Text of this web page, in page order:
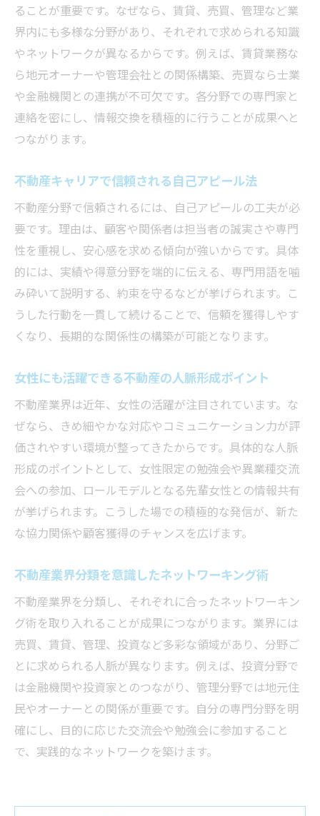
ることが重要です。なぜなら、賃貸、売買、管理など業
界内にも多様な分野があり、それぞれで求められる知識
やネットワークが異なるからです。例えば、賃貸業務な
ら地元オーナーや管理会社との関係構築、売買なら士業
や金融機関との連携が不可欠です。各分野での専門家と
連絡を密にし、情報交換を積極的に行うことが成果へと
つながります。
不動産キャリアで信頼される自己アピール法
不動産分野で信頼されるには、自己アピールの工夫が必
要です。理由は、顧客や関係者は担当者の誠実さや専門
性を重視し、安心感を求める傾向が強いからです。具体
的には、実績や得意分野を端的に伝える、専門用語を噛
み砕いて説明する、約束を守るなどが挙げられます。こ
うした行動を一貫して続けることで、信頼を獲得しやす
くなり、長期的な関係性の構築が可能となります。
女性にも活躍できる不動産の人脈形成ポイント
不動産業界は近年、女性の活躍が注目されています。な
ぜなら、きめ細やかな対応やコミュニケーション力が評
価されやすい環境が整ってきたからです。具体的な人脈
形成のポイントとして、女性限定の勉強会や異業種交流
会への参加、ロールモデルとなる先輩女性との情報共有
が挙げられます。こうした場での積極的な発信が、新た
な協力関係や顧客獲得のチャンスを広げます。
不動産業界分類を意識したネットワーキング術
不動産業界を分類し、それぞれに合ったネットワーキン
グ術を取り入れることが成果につながります。業界には
売買、賃貸、管理、投資など多彩な領域があり、分野ご
とに求められる人脈が異なります。例えば、投資分野で
は金融機関や投資家とのつながり、管理分野では地元住
民やオーナーとの関係が重要です。自分の専門分野を明
確にし、目的に応じた交流会や勉強会に参加すること
で、実践的なネットワークを築けます。